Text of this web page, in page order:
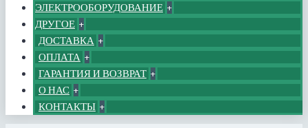
ЭЛЕКТРООБОРУДОВАНИЕ +
ДРУГОЕ +
ДОСТАВКА +
ОПЛАТА +
ГАРАНТИЯ И ВОЗВРАТ +
О НАС +
КОНТАКТЫ +